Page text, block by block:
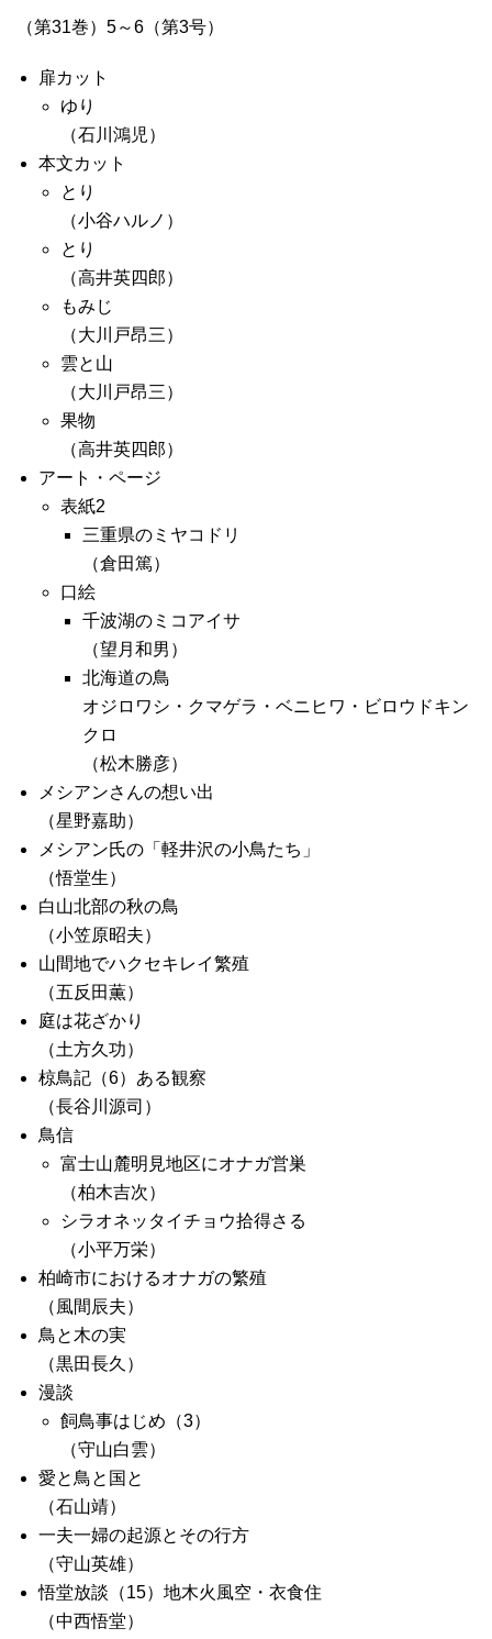
（第31巻）5～6（第3号）
扉カット
ゆり
（石川鴻児）
本文カット
とり
（小谷ハルノ）
とり
（高井英四郎）
もみじ
（大川戸昂三）
雲と山
（大川戸昂三）
果物
（高井英四郎）
アート・ページ
表紙2
三重県のミヤコドリ
（倉田篤）
口絵
千波湖のミコアイサ
（望月和男）
北海道の鳥
オジロワシ・クマゲラ・ベニヒワ・ビロウドキン
クロ
（松木勝彦）
メシアンさんの想い出
（星野嘉助）
メシアン氏の「軽井沢の小鳥たち」
（悟堂生）
白山北部の秋の鳥
（小笠原昭夫）
山間地でハクセキレイ繁殖
（五反田薫）
庭は花ざかり
（土方久功）
椋鳥記（6）ある観察
（長谷川源司）
鳥信
富士山麓明見地区にオナガ営巣
（柏木吉次）
シラオネッタイチョウ拾得さる
（小平万栄）
柏崎市におけるオナガの繁殖
（風間辰夫）
鳥と木の実
（黒田長久）
漫談
飼鳥事はじめ（3）
（守山白雲）
愛と鳥と国と
（石山靖）
一夫一婦の起源とその行方
（守山英雄）
悟堂放談（15）地木火風空・衣食住
（中西悟堂）